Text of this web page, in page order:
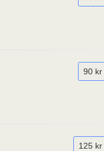
90 kr
125